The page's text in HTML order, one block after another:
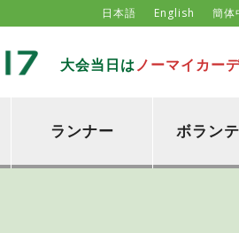
大会当日はノーマイカー
日本語 English 簡体
ランナー ボラン